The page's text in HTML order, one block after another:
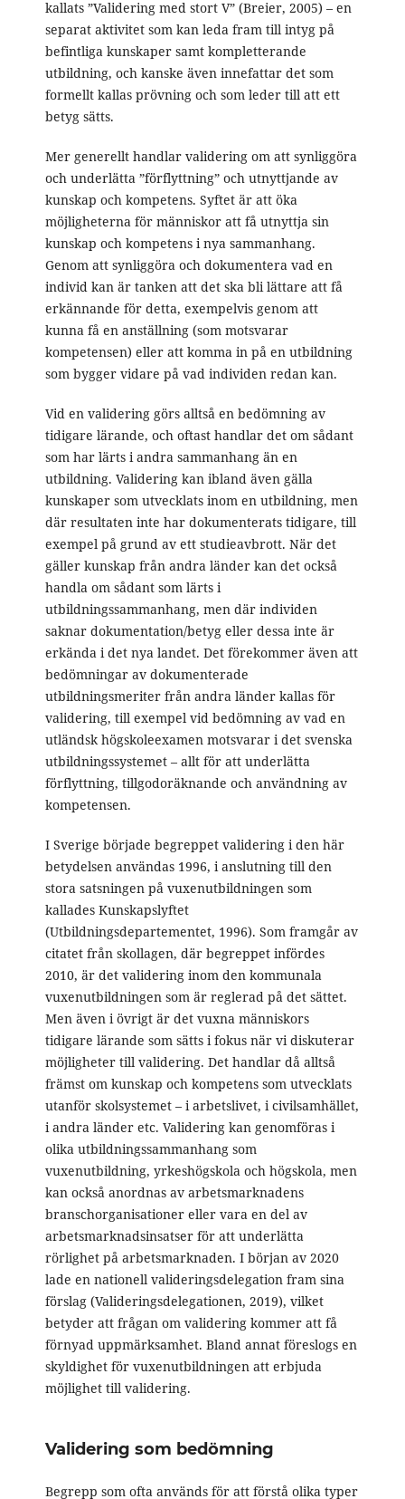
kallats ”Validering med stort V” (Breier, 2005) – en
separat aktivitet som kan leda fram till intyg på
befintliga kunskaper samt kompletterande
utbildning, och kanske även innefattar det som
formellt kallas prövning och som leder till att ett
betyg sätts.
Mer generellt handlar validering om att synliggöra
och underlätta ”förflyttning” och utnyttjande av
kunskap och kompetens. Syftet är att öka
möjligheterna för människor att få utnyttja sin
kunskap och kompetens i nya sammanhang.
Genom att synliggöra och dokumentera vad en
individ kan är tanken att det ska bli lättare att få
erkännande för detta, exempelvis genom att
kunna få en anställning (som motsvarar
kompetensen) eller att komma in på en utbildning
som bygger vidare på vad individen redan kan.
Vid en validering görs alltså en bedömning av
tidigare lärande, och oftast handlar det om sådant
som har lärts i andra sammanhang än en
utbildning. Validering kan ibland även gälla
kunskaper som utvecklats inom en utbildning, men
där resultaten inte har dokumenterats tidigare, till
exempel på grund av ett studieavbrott. När det
gäller kunskap från andra länder kan det också
handla om sådant som lärts i
utbildningssammanhang, men där individen
saknar dokumentation/betyg eller dessa inte är
erkända i det nya landet. Det förekommer även att
bedömningar av dokumenterade
utbildningsmeriter från andra länder kallas för
validering, till exempel vid bedömning av vad en
utländsk högskoleexamen motsvarar i det svenska
utbildningssystemet – allt för att underlätta
förflyttning, tillgodoräknande och användning av
kompetensen.
I Sverige började begreppet validering i den här
betydelsen användas 1996, i anslutning till den
stora satsningen på vuxenutbildningen som
kallades Kunskapslyftet
(Utbildningsdepartementet, 1996). Som framgår av
citatet från skollagen, där begreppet infördes
2010, är det validering inom den kommunala
vuxenutbildningen som är reglerad på det sättet.
Men även i övrigt är det vuxna människors
tidigare lärande som sätts i fokus när vi diskuterar
möjligheter till validering. Det handlar då alltså
främst om kunskap och kompetens som utvecklats
utanför skolsystemet – i arbetslivet, i civilsamhället,
i andra länder etc. Validering kan genomföras i
olika utbildningssammanhang som
vuxenutbildning, yrkeshögskola och högskola, men
kan också anordnas av arbetsmarknadens
branschorganisationer eller vara en del av
arbetsmarknadsinsatser för att underlätta
rörlighet på arbetsmarknaden. I början av 2020
lade en nationell valideringsdelegation fram sina
förslag (Valideringsdelegationen, 2019), vilket
betyder att frågan om validering kommer att få
förnyad uppmärksamhet. Bland annat föreslogs en
skyldighet för vuxenutbildningen att erbjuda
möjlighet till validering.
Validering som bedömning
Begrepp som ofta används för att förstå olika typer